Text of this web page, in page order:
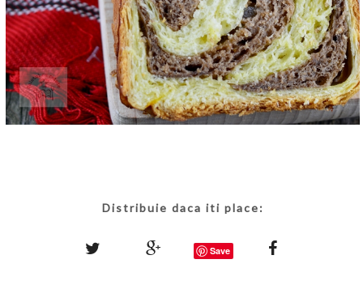
Distribuie daca iti place:
Save